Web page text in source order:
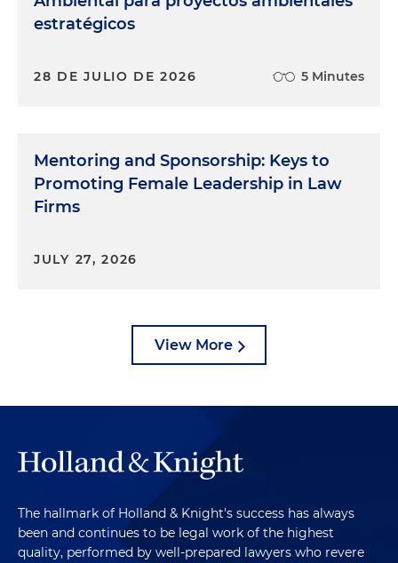
estratégicos
28 DE JULIO DE 2026 5 Minutes
Mentoring and Sponsorship: Keys to
Promoting Female Leadership in Law
Firms
JULY 27, 2026
View More
The hallmark of Holland & Knight's success has always
been and continues to be legal work of the highest
quality, performed by well-prepared lawyers who revere